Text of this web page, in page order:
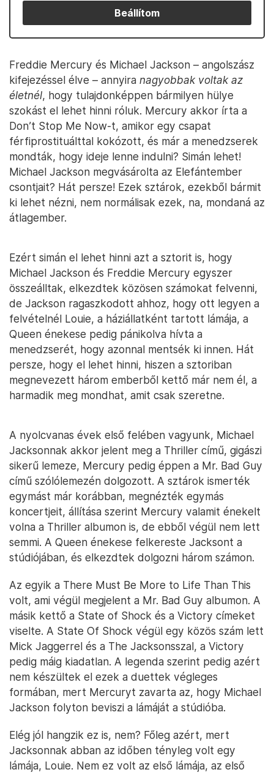
Beállítom
Freddie Mercury és Michael Jackson – angolszász
kifejezéssel élve – annyira nagyobbak voltak az
életnél, hogy tulajdonképpen bármilyen hülye
szokást el lehet hinni róluk. Mercury akkor írta a
Don’t Stop Me Now-t, amikor egy csapat
férfiprostituálttal kokózott, és már a menedzserek
mondták, hogy ideje lenne indulni? Simán lehet!
Michael Jackson megvásárolta az Elefántember
csontjait? Hát persze! Ezek sztárok, ezekből bármit
ki lehet nézni, nem normálisak ezek, na, mondaná az
átlagember.
Ezért simán el lehet hinni azt a sztorit is, hogy
Michael Jackson és Freddie Mercury egyszer
összeálltak, elkezdtek közösen számokat felvenni,
de Jackson ragaszkodott ahhoz, hogy ott legyen a
felvételnél Louie, a háziállatként tartott lámája, a
Queen énekese pedig pánikolva hívta a
menedzserét, hogy azonnal mentsék ki innen. Hát
persze, hogy el lehet hinni, hiszen a sztoriban
megnevezett három emberből kettő már nem él, a
harmadik meg mondhat, amit csak szeretne.
A nyolcvanas évek első felében vagyunk, Michael
Jacksonnak akkor jelent meg a Thriller című, gigászi
sikerű lemeze, Mercury pedig éppen a Mr. Bad Guy
című szólólemezén dolgozott. A sztárok ismerték
egymást már korábban, megnézték egymás
koncertjeit, állítása szerint Mercury valamit énekelt
volna a Thriller albumon is, de ebből végül nem lett
semmi. A Queen énekese felkereste Jacksont a
stúdiójában, és elkezdtek dolgozni három számon.
Az egyik a There Must Be More to Life Than This
volt, ami végül megjelent a Mr. Bad Guy albumon. A
másik kettő a State of Shock és a Victory címeket
viselte. A State Of Shock végül egy közös szám lett
Mick Jaggerrel és a The Jacksonsszal, a Victory
pedig máig kiadatlan. A legenda szerint pedig azért
nem készültek el ezek a duettek végleges
formában, mert Mercuryt zavarta az, hogy Michael
Jackson folyton beviszi a lámáját a stúdióba.
Elég jól hangzik ez is, nem? Főleg azért, mert
Jacksonnak abban az időben tényleg volt egy
lámája, Louie. Nem ez volt az első lámája, az első